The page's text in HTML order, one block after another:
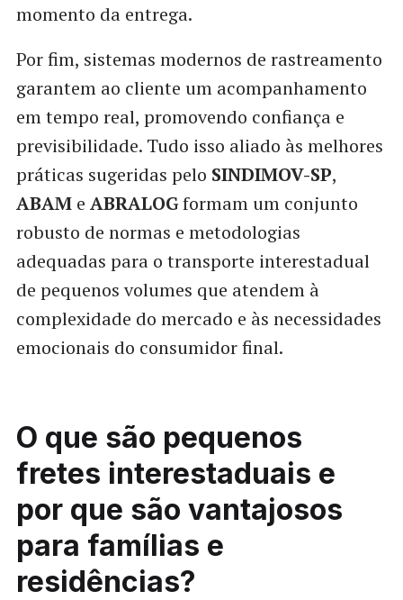
momento da entrega.
Por fim, sistemas modernos de rastreamento
garantem ao cliente um acompanhamento
em tempo real, promovendo confiança e
previsibilidade. Tudo isso aliado às melhores
práticas sugeridas pelo SINDIMOV-SP,
ABAMe ABRALOGformam um conjunto
robusto de normas e metodologias
adequadas para o transporte interestadual
de pequenos volumes que atendem à
complexidade do mercado e às necessidades
emocionais do consumidor final.
O que são pequenos
fretes interestaduais e
por que são vantajosos
para famílias e
residências?